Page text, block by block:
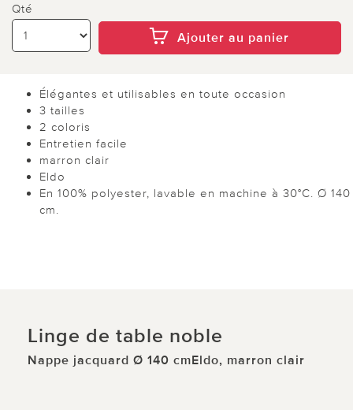
Qté
Ajouter au panier
Élégantes et utilisables en toute occasion
3 tailles
2 coloris
Entretien facile
marron clair
Eldo
En 100% polyester, lavable en machine à 30°C. Ø 140
cm.
Linge de table noble
Nappe jacquard Ø 140 cmEldo, marron clair